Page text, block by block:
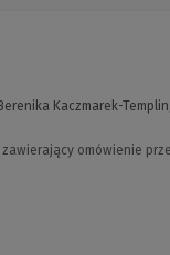
Kaczmarek-
omówienie